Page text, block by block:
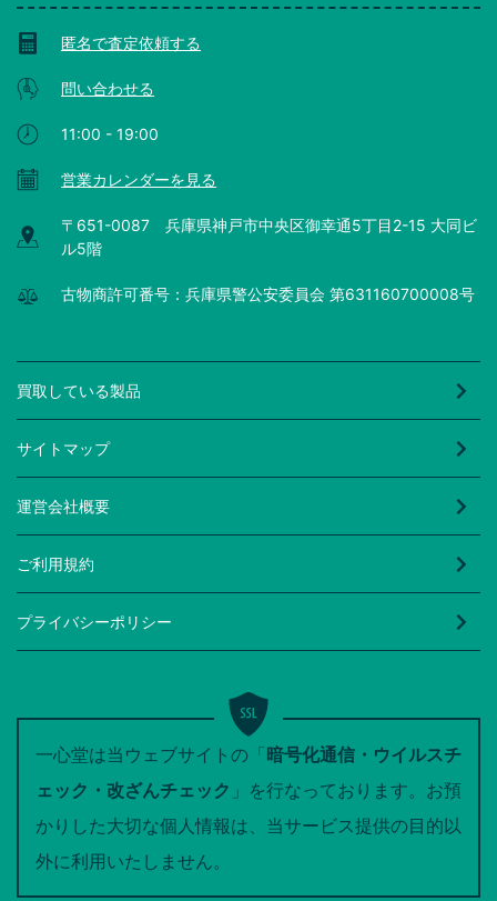
匿名で査定依頼する
問い合わせる
11:00 - 19:00
営業カレンダーを見る
〒651-0087 兵庫県神戸市中央区御幸通5丁目2-15 大同ビ
ル5階
古物商許可番号：兵庫県警公安委員会 第631160700008号
買取している製品
サイトマップ
運営会社概要
ご利用規約
プライバシーポリシー
一心堂は当ウェブサイトの「暗号化通信・ウイルスチ
ェック・改ざんチェック 」を行なっております。お預
かりした大切な個人情報は、当サービス提供の目的以
外に利用いたしません。